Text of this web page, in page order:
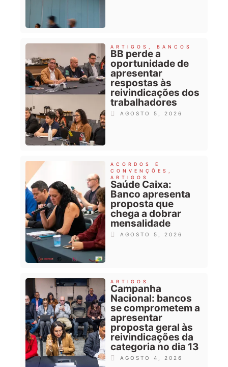
ARTIGOS , BANCOS
BB perde a
oportunidade de
apresentar
respostas às
reivindicações dos
trabalhadores
AGOSTO 5, 2026
ACORDOS E
CONVENÇÕES ,
ARTIGOS
Saúde Caixa:
Banco apresenta
proposta que
chega a dobrar
mensalidade
AGOSTO 5, 2026
ARTIGOS
Campanha
Nacional: bancos
se comprometem a
apresentar
proposta geral às
reivindicações da
categoria no dia 13
AGOSTO 4, 2026